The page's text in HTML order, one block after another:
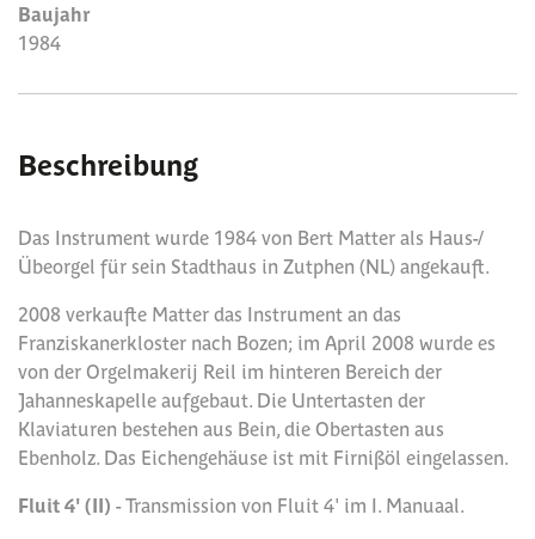
Baujahr
1984
Beschreibung
Das Instrument wurde 1984 von Bert Matter als Haus-/
Übeorgel für sein Stadthaus in Zutphen (NL) angekauft.
2008 verkaufte Matter das Instrument an das
Franziskanerkloster nach Bozen; im April 2008 wurde es
von der Orgelmakerij Reil im hinteren Bereich der
Jahanneskapelle aufgebaut. Die Untertasten der
Klaviaturen bestehen aus Bein, die Obertasten aus
Ebenholz. Das Eichengehäuse ist mit Firnißöl eingelassen.
Fluit 4' (II) - Transmission von Fluit 4' im I. Manuaal.